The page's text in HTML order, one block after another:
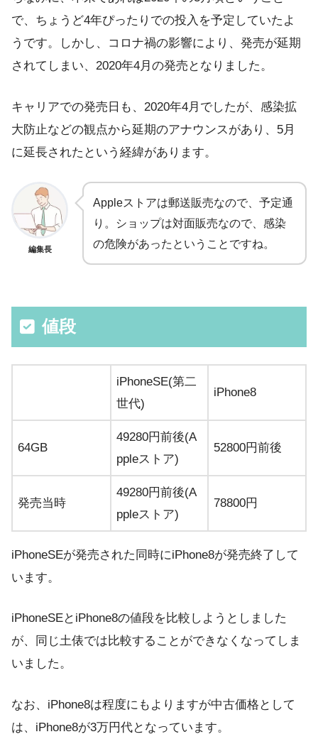
で、ちょうど4年ぴったりでの投入を予定していたよ
うです。しかし、コロナ禍の影響により、発売が延期
されてしまい、2020年4月の発売となりました。
キャリアでの発売日も、2020年4月でしたが、感染拡
大防止などの観点から延期のアナウンスがあり、5月
に延長されたという経緯があります。
編集長
Appleストアは郵送販売なので、予定通
り。ショップは対面販売なので、感染
の危険があったということですね。
値段
iPhoneSE(第二
世代)
iPhone8
64GB
49280円前後(A
ppleストア)
52800円前後
発売当時
49280円前後(A
ppleストア)
78800円
iPhoneSEが発売された同時にiPhone8が発売終了して
います。
iPhoneSEとiPhone8の値段を比較しようとしました
が、同じ土俵では比較することができなくなってしま
いました。
なお、iPhone8は程度にもよりますが中古価格として
は、iPhone8が3万円代となっています。